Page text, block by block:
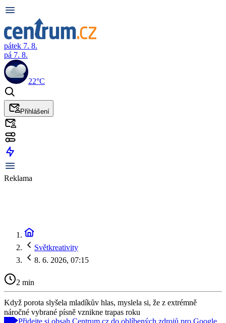
pátek 7. 8.
pá 7. 8.
22°C
Přihlášení
Reklama
Světkreativity
8. 6. 2026, 07:15
2 min
Když porota slyšela mladíkův hlas, myslela si, že z extrémně
náročné vybrané písně vznikne trapas roku
Přidejte si obsah Centrum.cz do oblíbených zdrojů pro Google